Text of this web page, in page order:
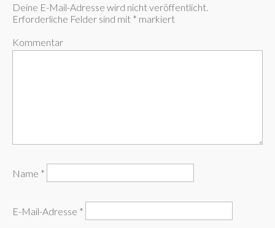
Deine E-Mail-Adresse wird nicht veröffentlicht.
Erforderliche Felder sind mit * markiert
Kommentar
Name *
E-Mail-Adresse *